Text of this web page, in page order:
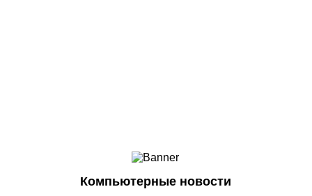
Смартфоны
Периферия
Компьютерные новости